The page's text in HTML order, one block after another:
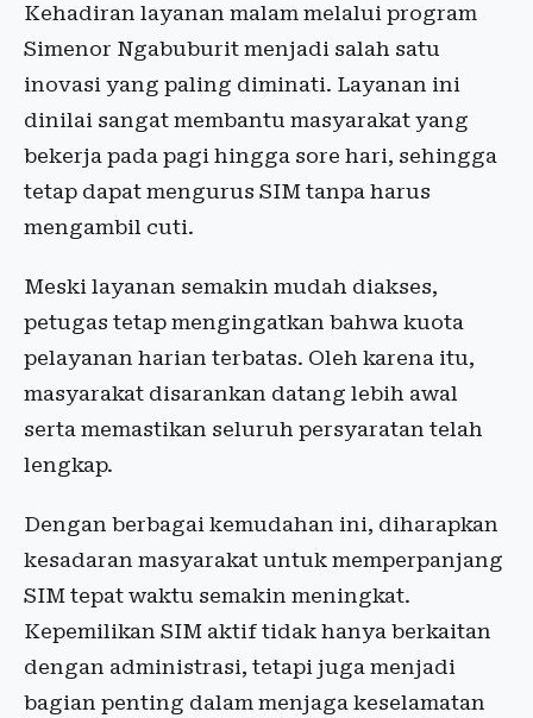
Kehadiran layanan malam melalui program
Simenor Ngabuburit menjadi salah satu
inovasi yang paling diminati. Layanan ini
dinilai sangat membantu masyarakat yang
bekerja pada pagi hingga sore hari, sehingga
tetap dapat mengurus SIM tanpa harus
mengambil cuti.
Meski layanan semakin mudah diakses,
petugas tetap mengingatkan bahwa kuota
pelayanan harian terbatas. Oleh karena itu,
masyarakat disarankan datang lebih awal
serta memastikan seluruh persyaratan telah
lengkap.
Dengan berbagai kemudahan ini, diharapkan
kesadaran masyarakat untuk memperpanjang
SIM tepat waktu semakin meningkat.
Kepemilikan SIM aktif tidak hanya berkaitan
dengan administrasi, tetapi juga menjadi
bagian penting dalam menjaga keselamatan